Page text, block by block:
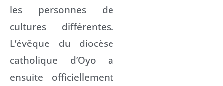
les personnes de
cultures différentes.
L’évêque du diocèse
catholique d’Oyo a
ensuite officiellement